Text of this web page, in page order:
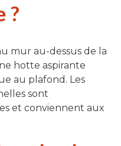
?
mur au-dessus de la
hotte aspirante
au plafond. Les
sont
et conviennent aux